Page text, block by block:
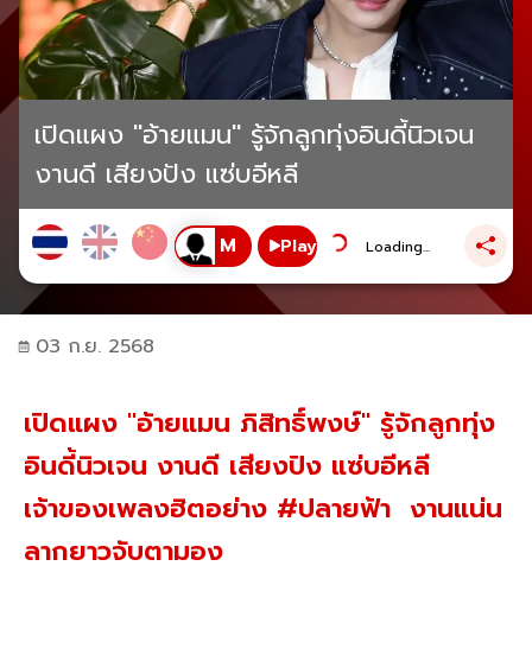
เปิดแผง "อ้ายแมน" รู้จักลูกทุ่งอินดี้นิวเจน
งานดี เสียงปัง แซ่บอีหลี
Play Loading...
03 ก.ย. 2568
เปิดแผง "อ้ายแมน ภิสิทธิ์พงษ์" รู้จักลูกทุ่ง
อินดี้นิวเจน งานดี เสียงปัง แซ่บอีหลี
เจ้าของเพลงฮิตอย่าง #ปลายฟ้า งานแน่น
ลากยาวจับตามอง